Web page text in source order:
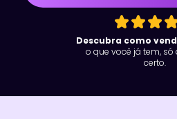
Descubra como
o que você já tem, só
certo.